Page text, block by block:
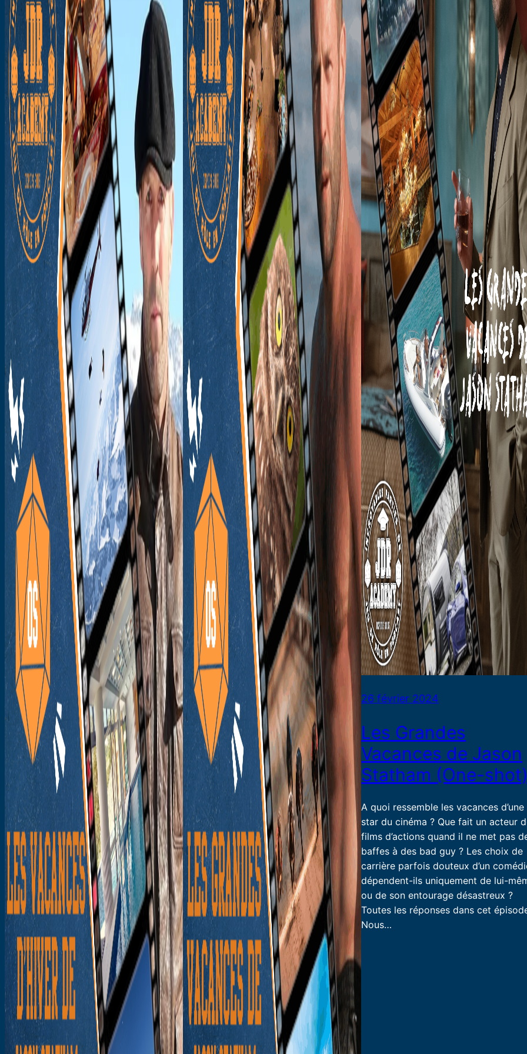
26 février 2024
Les Grandes
Vacances de Jason
Statham (One-
A quoi ressemble les vacances d’une
star du cinéma ? Que fait un acteur
films d’actions quand il ne met pas
baffes à des bad guy ? Les choix de
carrière parfois douteux d’un
dépendent-ils uniquement de lui-
ou de son entourage désastreux ?
Toutes les réponses dans cet
Nous…